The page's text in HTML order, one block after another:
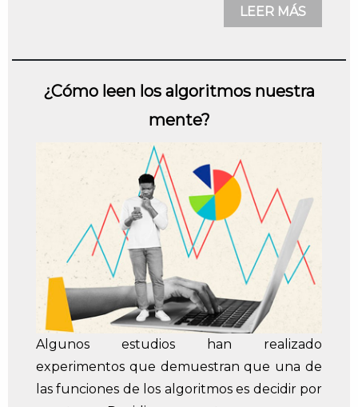
LEER MÁS
¿Cómo leen los algoritmos nuestra
mente?
Algunos estudios han realizado
experimentos que demuestran que una de
las funciones de los algoritmos es decidir por